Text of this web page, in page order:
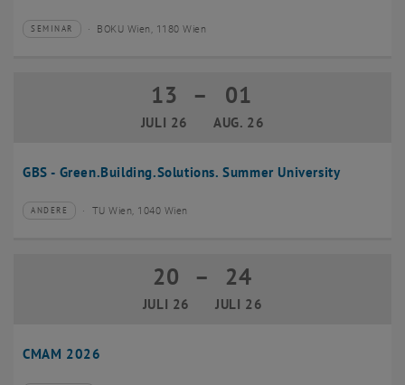
Veranstaltungstyp:
SEMINAR
Veranstaltungsort:BOKU Wien, 1180 Wien
GBS - Green.Building.Solutions. Summer University
13
JULI 26
13 Juli 2026 bis 01 August 2026
– 01
AUG. 26
Veranstaltungstyp:
ANDERE
Veranstaltungsort:TU Wien, 1040 Wien
CMAM 2026
20
JULI 26
20 Juli 2026 bis 24 Juli 2026
– 24
JULI 26